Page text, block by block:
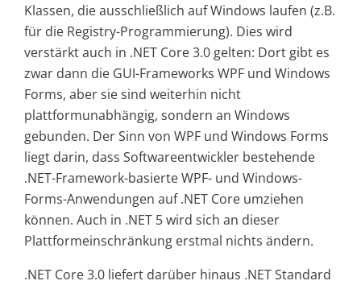
Klassen, die ausschließlich auf Windows laufen (z.B.
für die Registry-Programmierung). Dies wird
verstärkt auch in .NET Core 3.0 gelten: Dort gibt es
zwar dann die GUI-Frameworks WPF und Windows
Forms, aber sie sind weiterhin nicht
plattformunabhängig, sondern an Windows
gebunden. Der Sinn von WPF und Windows Forms
liegt darin, dass Softwareentwickler bestehende
.NET-Framework-basierte WPF- und Windows-
Forms-Anwendungen auf .NET Core umziehen
können. Auch in .NET 5 wird sich an dieser
Plattformeinschränkung erstmal nichts ändern.
.NET Core 3.0 liefert darüber hinaus .NET Standard